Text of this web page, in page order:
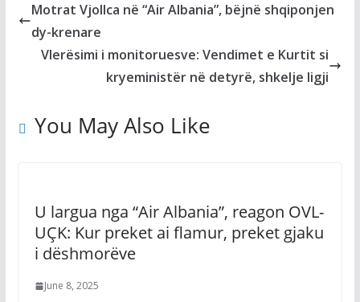
Motrat Vjollca në “Air Albania”, bëjnë shqiponjen
dy-krenare
Vlerësimi i monitoruesve: Vendimet e Kurtit si
kryeministër në detyrë, shkelje ligji
You May Also Like
U largua nga “Air Albania”, reagon OVL-
UÇK: Kur preket ai flamur, preket gjaku
i dëshmorëve
June 8, 2025